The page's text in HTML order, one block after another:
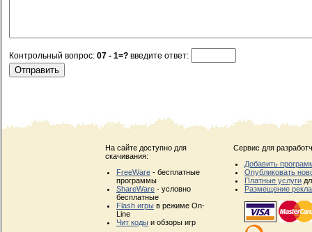
Контрольный вопрос: 07 - 1=? введите ответ:
На сайте доступно для
скачивания:
FreeWare - бесплатные
программы
ShareWare - условно
бесплатные
Flash игры в режиме On-
Line
Чит коды и обзоры игр
Сервис для
Добавить
Опубликовать
Платные услуги
Размещение